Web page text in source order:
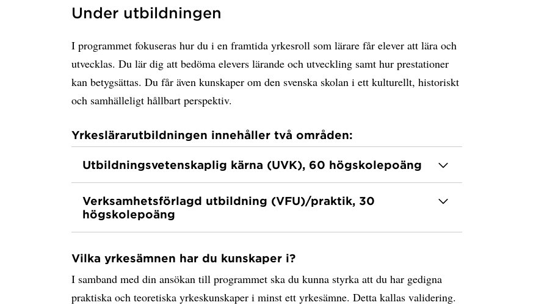
Under utbildningen
I programmet fokuseras hur du i en framtida yrkesroll som lärare får elever att lära och
utvecklas. Du lär dig att bedöma elevers lärande och utveckling samt hur prestationer
kan betygsättas. Du får även kunskaper om den svenska skolan i ett kulturellt, historiskt
och samhälleligt hållbart perspektiv.
Yrkeslärarutbildningen innehåller två områden:
Utbildningsvetenskaplig kärna (UVK), 60 högskolepoäng
Verksamhetsförlagd utbildning (VFU)/praktik, 30
högskolepoäng
Vilka yrkesämnen har du kunskaper i?
I samband med din ansökan till programmet ska du kunna styrka att du har gedigna
praktiska och teoretiska yrkeskunskaper i minst ett yrkesämne. Detta kallas validering.